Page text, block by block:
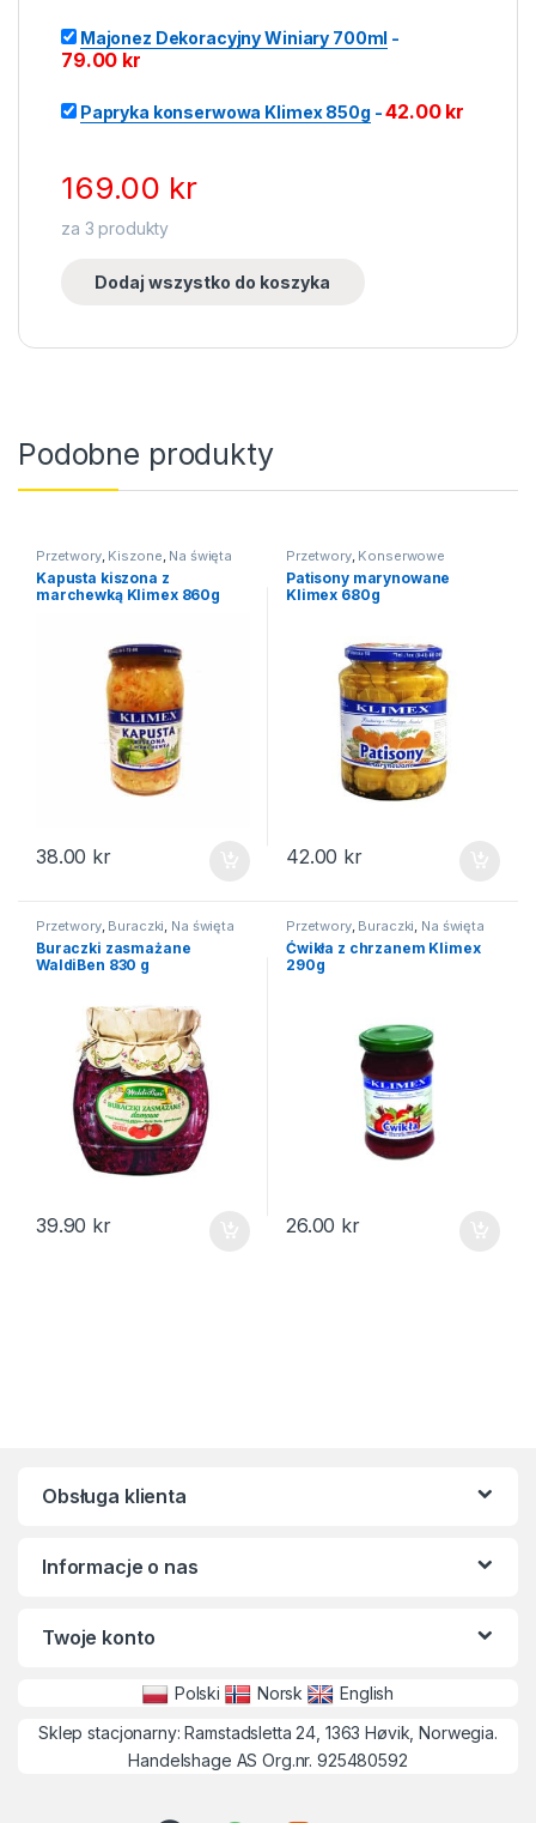
Majonez Dekoracyjny Winiary 700ml -
79.00 kr
Papryka konserwowa Klimex 850g -42.00 kr
169.00 kr
za 3 produkty
Dodaj wszystko do koszyka
Podobne produkty
Przetwory, Kiszone, Na święta
Kapusta kiszona z
marchewką Klimex 860g
38.00 kr
Przetwory, Konserwowe
Patisony marynowane
Klimex 680g
42.00 kr
Przetwory, Buraczki, Na święta
Buraczki zasmażane
WaldiBen 830 g
39.90 kr
Przetwory, Buraczki, Na święta
Ćwikła z chrzanem Klimex
290g
26.00 kr
Obsługa klienta
Informacje o nas
Twoje konto
Polski Norsk
English
Sklep stacjonarny: Ramstadsletta 24, 1363 Høvik, Norwegia.
Handelshage AS Org.nr. 925480592